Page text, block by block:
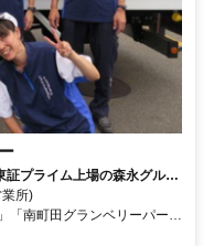
プライム上場の森永グルー
所)
車12分 * 車通勤可（駐車場